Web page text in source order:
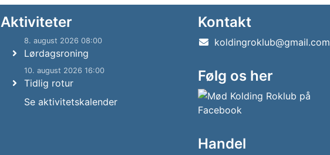
Aktiviteter
8. august 2026 08:00
Lørdagsroning
10. august 2026 16:00
Tidlig rotur
Se aktivitetskalender
Kontakt
koldingroklub@gmail.com
Følg os her
Handel